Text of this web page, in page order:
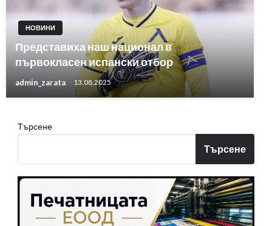
НОВИНИ
Представиха наш национал в
първокласен испански отбор
admin_zarata 13.08.2025
Търсене
Търсене